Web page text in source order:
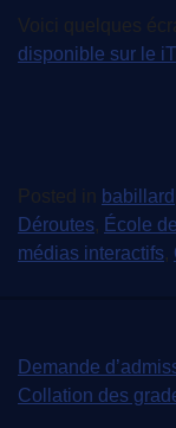
Voici quelques
disponible sur le
Posted in babillard
Déroutes, École
médias interactifs,
Demande
Collation des